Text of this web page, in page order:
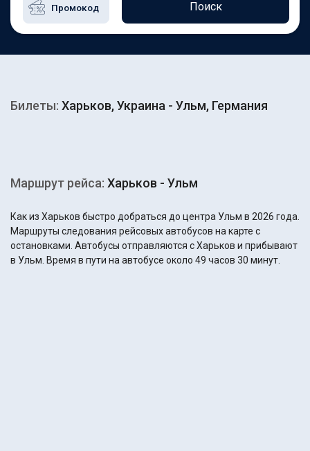
Поиск
Билеты: Харьков, Украина - Ульм, Германия
Маршрут рейса: Харьков - Ульм
Как из Харьков быстро добраться до центра Ульм в 2026 года.
Маршруты следования рейсовых автобусов на карте с
остановками. Автобусы отправляются с Харьков и прибывают
в Ульм. Время в пути на автобусе около 49 часов 30 минут.